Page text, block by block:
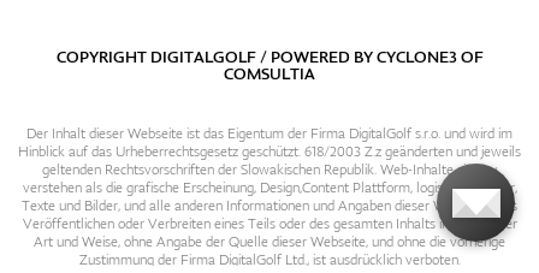
COPYRIGHT DIGITALGOLF / POWERED BYCYCLONE3OF
COMSULTIA
Der Inhalt dieser Webseite ist das Eigentum der Firma DigitalGolf s.r.o. und wird im
Hinblick auf das Urheberrechtsgesetz geschützt. 618/2003 Z.z geänderten und jeweils
geltenden Rechtsvorschriften der Slowakischen Republik. Web-Inhalte sind zu
verstehen als die grafische Erscheinung, Design,Content Plattform, logische Struktur,
Texte und Bilder, und alle anderen Informationen und Angaben dieser Webseite. Das
Veröffentlichen oder Verbreiten eines Teils oder des gesamten Inhalts in irgendeiner
Art und Weise, ohne Angabe der Quelle dieser Webseite, und ohne die vorherige
Zustimmung der Firma DigitalGolf Ltd., ist ausdrücklich verboten.